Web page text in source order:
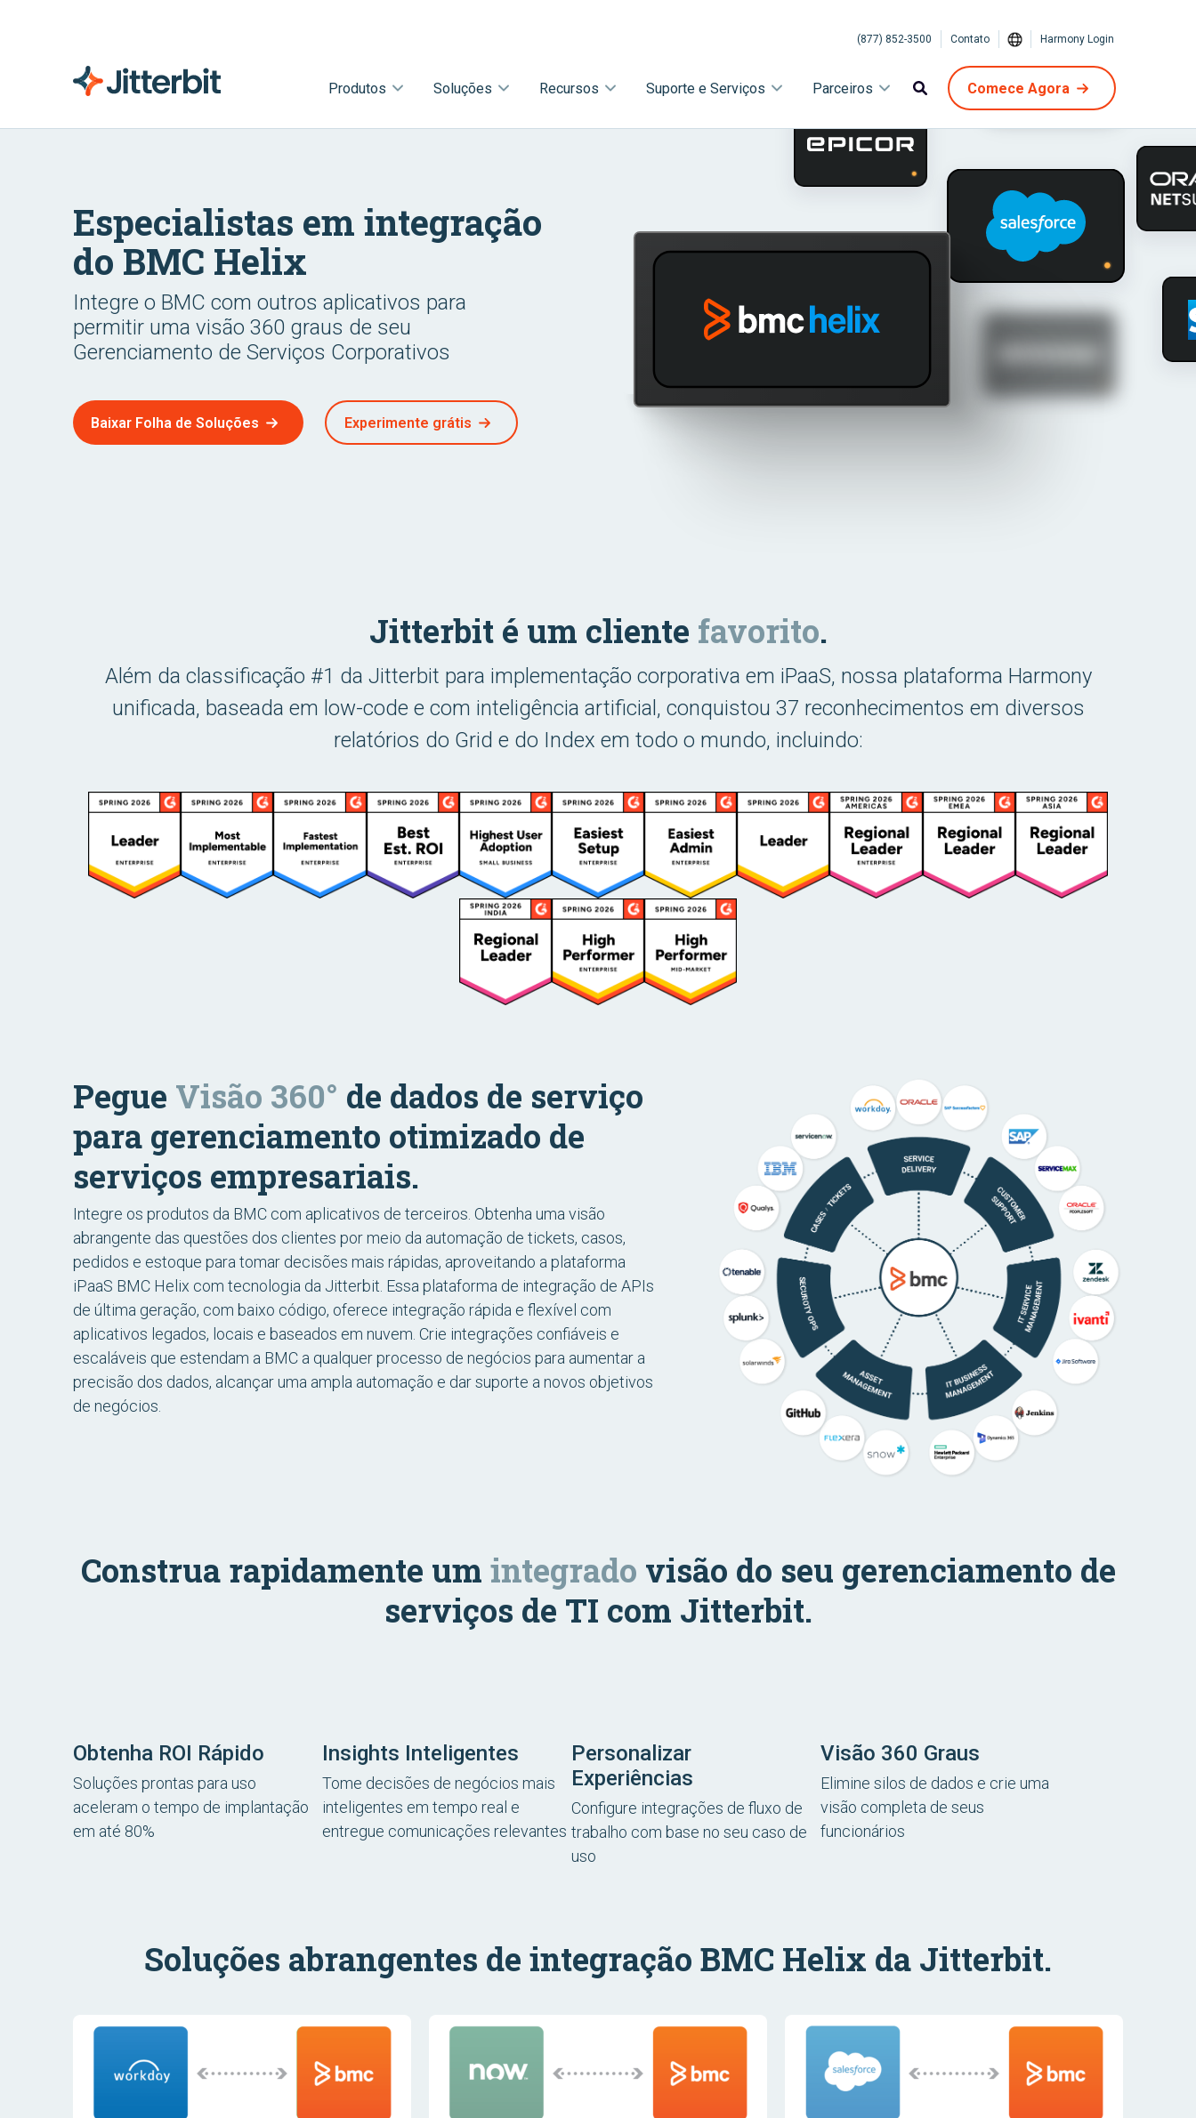
(877) 852-3500 Contato Harmony Login
Produtos Soluções Recursos Suporte e Serviços Parceiros Comece Agora
Especialistas em integração
do BMC Helix
Integre o BMC com outros aplicativos para
permitir uma visão 360 graus de seu
Gerenciamento de Serviços Corporativos
Baixar Folha de Soluções Experimente grátis
Jitterbit é um cliente favorito.
Além da classificação #1 da Jitterbit para implementação corporativa em iPaaS, nossa plataforma Harmony
unificada, baseada em low-code e com inteligência artificial, conquistou 37 reconhecimentos em diversos
relatórios do Grid e do Index em todo o mundo, incluindo:
Pegue Visão 360° de dados de serviço
para gerenciamento otimizado de
serviços empresariais.
Integre os produtos da BMC com aplicativos de terceiros. Obtenha uma visão
abrangente das questões dos clientes por meio da automação de tickets, casos,
pedidos e estoque para tomar decisões mais rápidas, aproveitando a plataforma
iPaaS BMC Helix com tecnologia da Jitterbit. Essa plataforma de integração de APIs
de última geração, com baixo código, oferece integração rápida e flexível com
aplicativos legados, locais e baseados em nuvem. Crie integrações confiáveis e
escaláveis que estendam a BMC a qualquer processo de negócios para aumentar a
precisão dos dados, alcançar uma ampla automação e dar suporte a novos objetivos
de negócios.
Construa rapidamente um integrado visão do seu gerenciamento de
serviços de TI com Jitterbit.
Obtenha ROI Rápido
Soluções prontas para uso
aceleram o tempo de implantação
em até 80%
Insights Inteligentes
Tome decisões de negócios mais
inteligentes em tempo real e
entregue comunicações relevantes
Personalizar
Experiências
Configure integrações de fluxo de
trabalho com base no seu caso de
uso
Visão 360 Graus
Elimine silos de dados e crie uma
visão completa de seus
funcionários
Soluções abrangentes de integração BMC Helix da Jitterbit.